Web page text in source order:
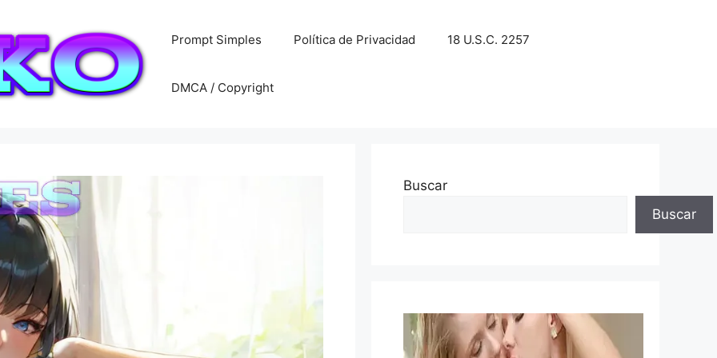
Prompt Simples Política de Privacidad 18 U.S.C. 2257
DMCA / Copyright
Buscar
Buscar